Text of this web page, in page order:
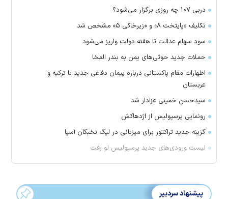
دربی ۱۰۷ چه روزی برگزار می‌شود؟
تکلیف «پایتخت ۸» و «زیرخاکی ۵» مشخص شد
سود سهام عدالت تا هفته دولت واریز می‌شود
حملات جدید حوثی‌های یمن به بندر المخا
اظهارات مقام پاکستانی درباره پیمان دفاعی جدید با ترکیه و
عربستان
سیدحسن خمینی عزادار شد
رونمایی پرسپولیس از اژدهاکش
گزینه جدید تراکتور برای میزبانی در لیگ نخبگان آسیا
لیست ورودی‌های جدید پرسپولیس لو رفت
پیشنهاد سردبیر